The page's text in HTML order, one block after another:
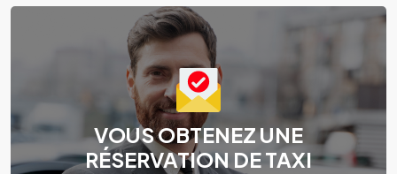
VOUS OBTENEZ UNE
RÉSERVATION DE TAXI